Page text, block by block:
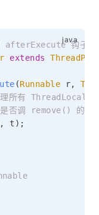
钩子
extends
(Runnable r,
所有 ThreadLocal
否调 remove() 的场
, t ) ;